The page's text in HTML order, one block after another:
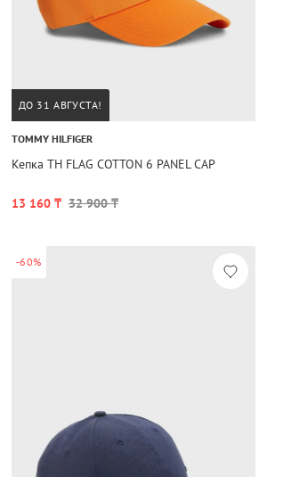
ДО 31 АВГУСТА!
TOMMY HILFIGER
Кепка TH FLAG COTTON 6 PANEL CAP
13 160 ₸ 32 900 ₸
-60%